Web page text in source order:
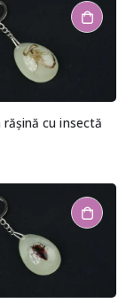
rășină cu insectă